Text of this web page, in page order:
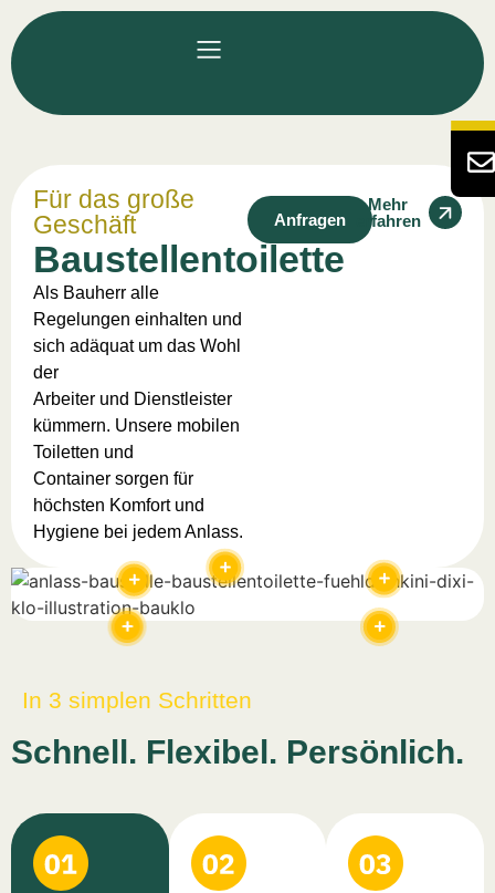
Für das große
Geschäft
Baustellentoilette
Als Bauherr alle
Regelungen einhalten und
sich adäquat um das Wohl
der
Arbeiter und Dienstleister
kümmern. Unsere mobilen
Toiletten und
Container sorgen für
höchsten Komfort und
Hygiene bei jedem Anlass.
Anfragen
Mehr
erfahren
In 3 simplen Schritten
Schnell. Flexibel. Persönlich.